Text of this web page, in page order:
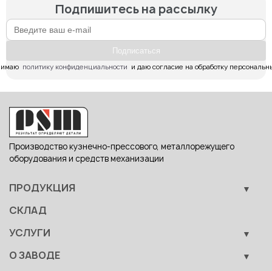
Подпишитесь на рассылку
Подпиcаться
политику конфиденциальности
и даю согласие на обработку
Производство кузнечно-прессового, металлорежущего
оборудования и средств механизации
ПРОДУКЦИЯ
Вспомогательные средства механизации
СКЛАД
УСЛУГИ
О ЗАВОДЕ